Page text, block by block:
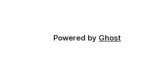
Powered by Ghost